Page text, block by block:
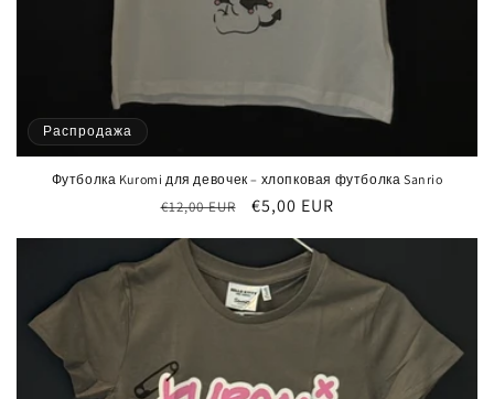
Распродажа
Футболка Kuromi для девочек – хлопковая футболка Sanrio
Обычная
цена
€12,00 EUR
Цена
со
скидкой
€5,00 EUR